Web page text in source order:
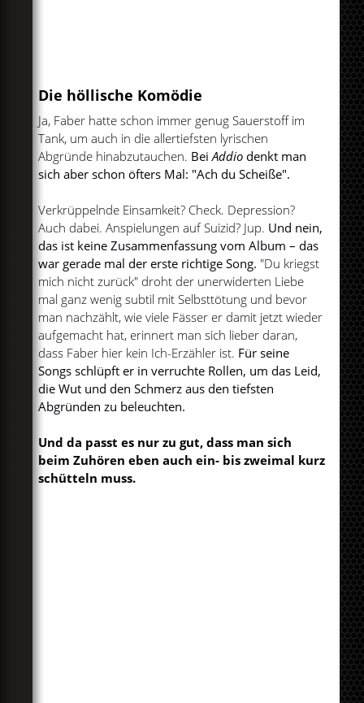
Die höllische Komödie
Ja, Faber hatte schon immer genug Sauerstoff im
Tank, um auch in die allertiefsten lyrischen
Abgründe hinabzutauchen. BeiAddio denkt man
sich aber schon öfters Mal: "Ach du Scheiße".
Verkrüppelnde Einsamkeit? Check. Depression?
Auch dabei. Anspielungen auf Suizid? Jup. Und nein,
das ist keine Zusammenfassung vom Album – das
war gerade mal der erste richtige Song. "Du kriegst
mich nicht zurück" droht der unerwiderten Liebe
mal ganz wenig subtil mit Selbsttötung und bevor
man nachzählt, wie viele Fässer er damit jetzt wieder
aufgemacht hat, erinnert man sich lieber daran,
dass Faber hier kein Ich-Erzähler ist. Für seine
Songs schlüpft er in verruchte Rollen, um das Leid,
die Wut und den Schmerz aus den tiefsten
Abgründen zu beleuchten.
Und da passt es nur zu gut, dass man sich
beim Zuhören eben auch ein- bis zweimal kurz
schütteln muss.